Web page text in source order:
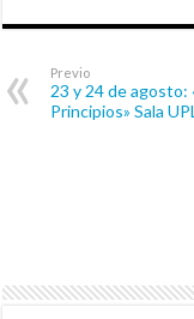
Previo
23 y 24 de agosto:
Principios» Sala